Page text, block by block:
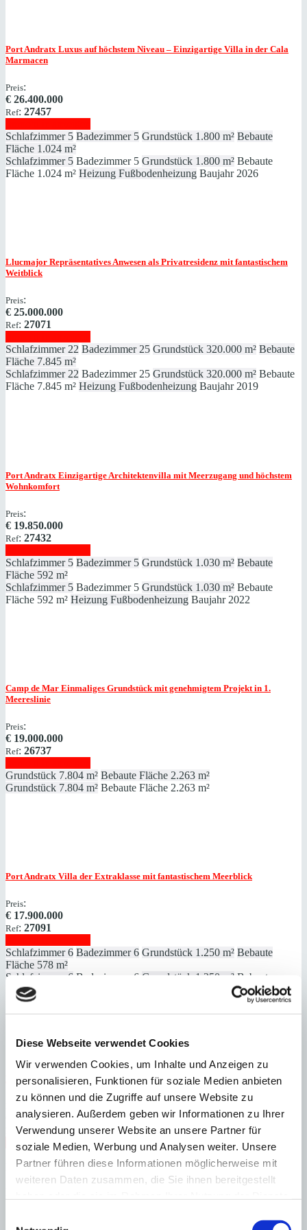
Diese Webseite verwendet Cookies
Wir verwenden Cookies, um Inhalte und Anzeigen zu
personalisieren, Funktionen für soziale Medien anbieten
zu können und die Zugriffe auf unsere Website zu
analysieren. Außerdem geben wir Informationen zu Ihrer
Verwendung unserer Website an unsere Partner für
soziale Medien, Werbung und Analysen weiter. Unsere
Partner führen diese Informationen möglicherweise mit
weiteren Daten zusammen, die Sie ihnen bereitgestellt
Port Andratx Luxus auf höchstem Niveau – Einzigartige Villa in der Cala
Marmacen
Preis:
€ 26.400.000
Ref: 27457
Schlafzimmer 5 Badezimmer 5 Grundstück 1.800 m² Bebaute
Fläche 1.024 m²
Schlafzimmer 5 Badezimmer 5 Grundstück 1.800 m² Bebaute
Fläche 1.024 m² Heizung Fußbodenheizung Baujahr 2026
Llucmajor Repräsentatives Anwesen als Privatresidenz mit fantastischem
Weitblick
Preis:
€ 25.000.000
Ref: 27071
Schlafzimmer 22 Badezimmer 25 Grundstück 320.000 m² Bebaute
Fläche 7.845 m²
Schlafzimmer 22 Badezimmer 25 Grundstück 320.000 m² Bebaute
Fläche 7.845 m² Heizung Fußbodenheizung Baujahr 2019
Port Andratx Einzigartige Architektenvilla mit Meerzugang und höchstem
Wohnkomfort
Preis:
€ 19.850.000
Ref: 27432
Schlafzimmer 5 Badezimmer 5 Grundstück 1.030 m² Bebaute
Fläche 592 m²
Schlafzimmer 5 Badezimmer 5 Grundstück 1.030 m² Bebaute
Fläche 592 m² Heizung Fußbodenheizung Baujahr 2022
Camp de Mar Einmaliges Grundstück mit genehmigtem Projekt in 1.
Meereslinie
Preis:
€ 19.000.000
Ref: 26737
Grundstück 7.804 m² Bebaute Fläche 2.263 m²
Grundstück 7.804 m² Bebaute Fläche 2.263 m²
Port Andratx Villa der Extraklasse mit fantastischem Meerblick
Preis:
€ 17.900.000
Ref: 27091
Schlafzimmer 6 Badezimmer 6 Grundstück 1.250 m² Bebaute
Fläche 578 m²
Schlafzimmer 6 Badezimmer 6 Grundstück 1.250 m² Bebaute
Fläche
2015
Port AndratxCala Egos: Luxuriöse Finca auf 60.375 ​​​​​​​m² Land
15.750.000
Ref:26063
Immobilie anzeigen
Badezimmer 4 Grundstück
Fläche 525 m²
Schlafzimmer 4 Badezimmer 4 Grundstück 60.375 m² Bebaute